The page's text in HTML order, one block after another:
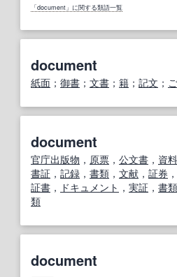
「document」に関する類語一覧
document
紙面 ； 御書 ； 文書 ； 籍 ； 記文 ；
document
官庁出版物 ， 原票 ， 公文書 ， 資料
書証 ， 記録 ， 書類 ， 文献 ， 証券 ，
証書 ， ドキュメント ， 実証 ， 書類
類
document